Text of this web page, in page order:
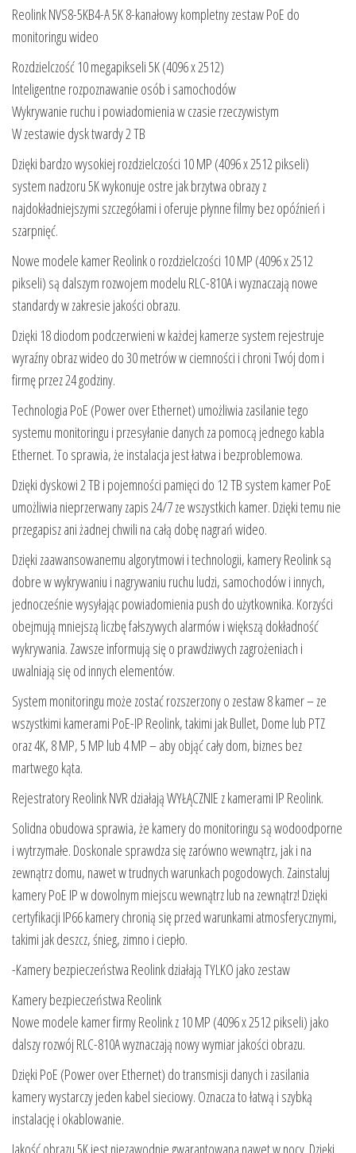
Reolink NVS8-5KB4-A 5K 8-kanałowy kompletny zestaw PoE do
monitoringu wideo
Rozdzielczość 10 megapikseli 5K (4096 x 2512)
Inteligentne rozpoznawanie osób i samochodów
Wykrywanie ruchu i powiadomienia w czasie rzeczywistym
W zestawie dysk twardy 2 TB
Dzięki bardzo wysokiej rozdzielczości 10 MP (4096 x 2512 pikseli)
system nadzoru 5K wykonuje ostre jak brzytwa obrazy z
najdokładniejszymi szczegółami i oferuje płynne filmy bez opóźnień i
szarpnięć.
Nowe modele kamer Reolink o rozdzielczości 10 MP (4096 x 2512
pikseli) są dalszym rozwojem modelu RLC-810A i wyznaczają nowe
standardy w zakresie jakości obrazu.
Dzięki 18 diodom podczerwieni w każdej kamerze system rejestruje
wyraźny obraz wideo do 30 metrów w ciemności i chroni Twój dom i
firmę przez 24 godziny.
Technologia PoE (Power over Ethernet) umożliwia zasilanie tego
systemu monitoringu i przesyłanie danych za pomocą jednego kabla
Ethernet. To sprawia, że instalacja jest łatwa i bezproblemowa.
Dzięki dyskowi 2 TB i pojemności pamięci do 12 TB system kamer PoE
umożliwia nieprzerwany zapis 24/7 ze wszystkich kamer. Dzięki temu nie
przegapisz ani żadnej chwili na całą dobę nagrań wideo.
Dzięki zaawansowanemu algorytmowi i technologii, kamery Reolink są
dobre w wykrywaniu i nagrywaniu ruchu ludzi, samochodów i innych,
jednocześnie wysyłając powiadomienia push do użytkownika. Korzyści
obejmują mniejszą liczbę fałszywych alarmów i większą dokładność
wykrywania. Zawsze informują się o prawdziwych zagrożeniach i
uwalniają się od innych elementów.
System monitoringu może zostać rozszerzony o zestaw 8 kamer – ze
wszystkimi kamerami PoE-IP Reolink, takimi jak Bullet, Dome lub PTZ
oraz 4K, 8 MP, 5 MP lub 4 MP – aby objąć cały dom, biznes bez
martwego kąta.
Rejestratory Reolink NVR działają WYŁĄCZNIE z kamerami IP Reolink.
Solidna obudowa sprawia, że kamery do monitoringu są wodoodporne
i wytrzymałe. Doskonale sprawdza się zarówno wewnątrz, jak i na
zewnątrz domu, nawet w trudnych warunkach pogodowych. Zainstaluj
kamery PoE IP w dowolnym miejscu wewnątrz lub na zewnątrz! Dzięki
certyfikacji IP66 kamery chronią się przed warunkami atmosferycznymi,
takimi jak deszcz, śnieg, zimno i ciepło.
-Kamery bezpieczeństwa Reolink działają TYLKO jako zestaw
Kamery bezpieczeństwa Reolink
Nowe modele kamer firmy Reolink z 10 MP (4096 x 2512 pikseli) jako
dalszy rozwój RLC-810A wyznaczają nowy wymiar jakości obrazu.
Dzięki PoE (Power over Ethernet) do transmisji danych i zasilania
kamery wystarczy jeden kabel sieciowy. Oznacza to łatwą i szybką
instalację i okablowanie.